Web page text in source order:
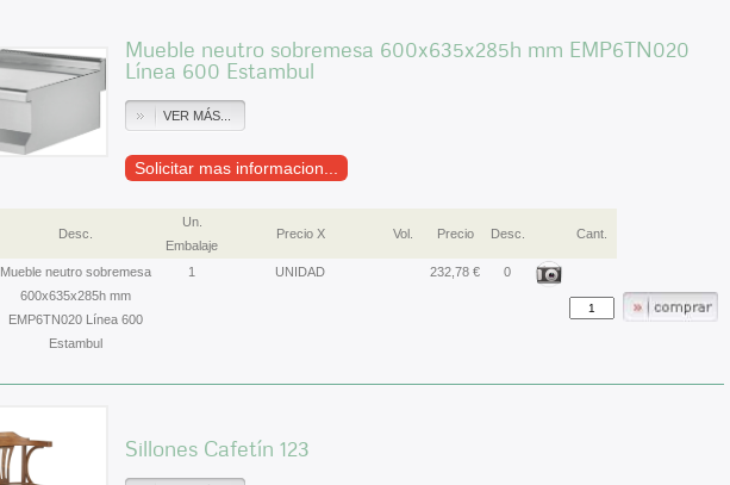
Mueble neutro sobremesa 600x635x285h mm EMP6TN020
Línea 600 Estambul
VER MÁS...
Solicitar mas informacion...
Desc.
Un.
Embalaje
Precio X Vol. Precio Desc. Cant.
Mueble neutro sobremesa
600x635x285h mm
EMP6TN020 Línea 600
Estambul
1 UNIDAD 232,78 € 0
Sillones Cafetín 123